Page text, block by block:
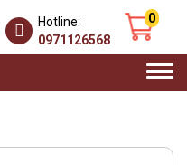
0
Hotline:
0971126568